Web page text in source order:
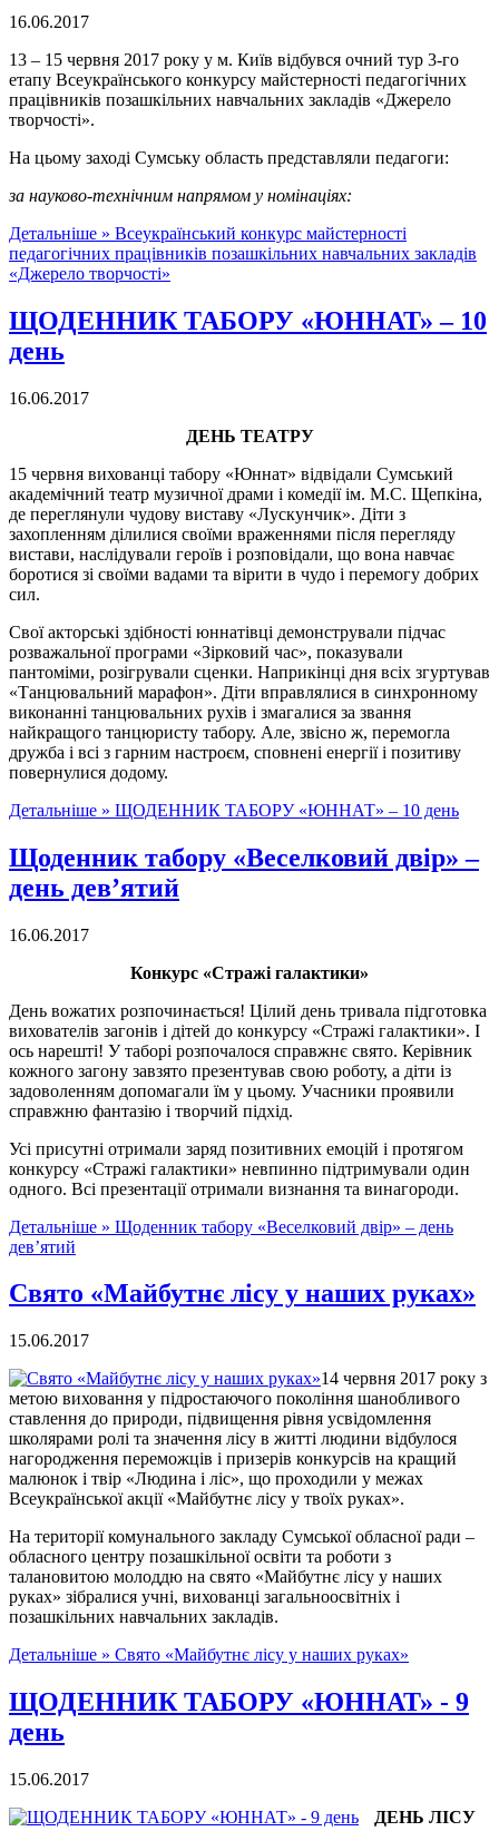
16.06.2017
13 – 15 червня 2017 року у м. Київ відбувся очний тур 3-го
етапу Всеукраїнського конкурсу майстерності педагогічних
працівників позашкільних навчальних закладів «Джерело
творчості».
На цьому заході Сумську область представляли педагоги:
за науково-технічним напрямом у номінаціях:
Детальніше » Всеукраїнський конкурс майстерності
педагогічних працівників позашкільних навчальних закладів
«Джерело творчості»
ЩОДЕННИК ТАБОРУ «ЮННАТ» – 10
день
16.06.2017
ДЕНЬ ТЕАТРУ
15 червня вихованці табору «Юннат» відвідали Сумський
академічний театр музичної драми і комедії ім. М.С. Щепкіна,
де переглянули чудову виставу «Лускунчик». Діти з
захопленням ділилися своїми враженнями після перегляду
вистави, наслідували героїв і розповідали, що вона навчає
боротися зі своїми вадами та вірити в чудо і перемогу добрих
сил.
Свої акторські здібності юннатівці демонстрували підчас
розважальної програми «Зірковий час», показували
пантоміми, розігрували сценки. Наприкінці дня всіх згуртував
«Танцювальний марафон». Діти вправлялися в синхронному
виконанні танцювальних рухів і змагалися за звання
найкращого танцюристу табору. Але, звісно ж, перемогла
дружба і всі з гарним настроєм, сповнені енергії і позитиву
повернулися додому.
Детальніше » ЩОДЕННИК ТАБОРУ «ЮННАТ» – 10 день
Щоденник табору «Веселковий двір» –
день дев’ятий
16.06.2017
Конкурс «Стражі галактики»
День вожатих розпочинається! Цілий день тривала підготовка
вихователів загонів і дітей до конкурсу «Стражі галактики». І
ось нарешті! У таборі розпочалося справжнє свято. Керівник
кожного загону завзято презентував свою роботу, а діти із
задоволенням допомагали їм у цьому. Учасники проявили
справжню фантазію і творчий підхід.
Усі присутні отримали заряд позитивних емоцій і протягом
конкурсу «Стражі галактики» невпинно підтримували один
одного. Всі презентації отримали визнання та винагороди.
Детальніше » Щоденник табору «Веселковий двір» – день
дев’ятий
Свято «Майбутнє лісу у наших руках»
15.06.2017
14 червня 2017 року з
метою виховання у підростаючого покоління шанобливого
ставлення до природи, підвищення рівня усвідомлення
школярами ролі та значення лісу в житті людини відбулося
нагородження переможців і призерів конкурсів на кращий
малюнок і твір «Людина і ліс», що проходили у межах
Всеукраїнської акції «Майбутнє лісу у твоїх руках».
На території комунального закладу Сумської обласної ради –
обласного центру позашкільної освіти та роботи з
талановитою молоддю на свято «Майбутнє лісу у наших
руках» зібралися учні, вихованці загальноосвітніх і
позашкільних навчальних закладів.
Детальніше » Свято «Майбутнє лісу у наших руках»
ЩОДЕННИК ТАБОРУ «ЮННАТ» - 9
день
15.06.2017
ДЕНЬ ЛІСУ